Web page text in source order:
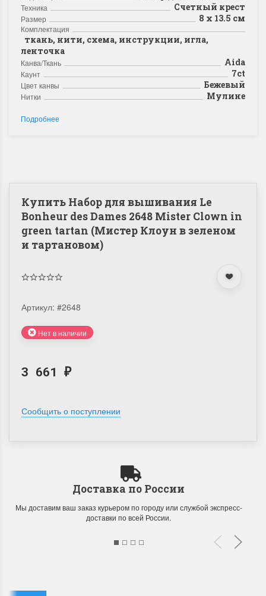
Анастасия Туманова
22 мая 2024 13:01
Техника Счетный крест
Размер 8 х 13.5 см
Комплектация
ткань, нити, схема, инструкции, игла,
ленточка
Канва/Ткань Aida
Каунт 7ct
Цвет канвы Бежевый
Нитки Мулине
Подробнее
Купить Набор для вышивания Le
Bonheur des Dames 2648 Mister Clown in
green tartan (Мистер Клоун в зеленом
и тартановом)
Артикул: #2648
Нет в наличии
3 661 ₽
Сообщить о поступлении
Доставка по России
Мы доставим ваш заказ курьером по городу или службой экспресс-
доставки по всей России.